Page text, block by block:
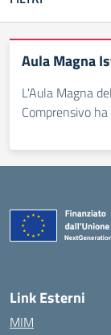
Aula Magna
L'Aula Magna
Comprensivo
Link Esterni
MIM